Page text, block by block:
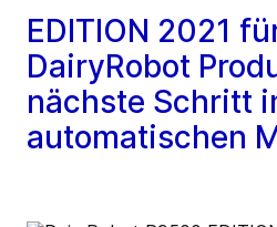
EDITION 2021
DairyRobot
nächste Schritt
automatischen